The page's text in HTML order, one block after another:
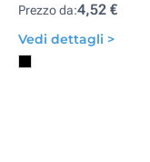
Prezzo da:4,52 €
Vedi dettagli >